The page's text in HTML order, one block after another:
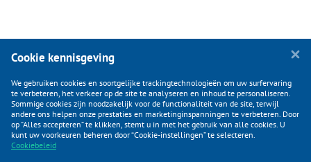
KLANTENSERVICE
CATEGORIEËN
Cookie kennisgeving
We gebruiken cookies en soortgelijke trackingtechnologieën om uw surfervaring
te verbeteren, het verkeer op de site te analyseren en inhoud te personaliseren.
Sommige cookies zijn noodzakelijk voor de functionaliteit van de site, terwijl
andere ons helpen onze prestaties en marketinginspanningen te verbeteren. Door
op “Alles accepteren” te klikken, stemt u in met het gebruik van alle cookies. U
kunt uw voorkeuren beheren door “Cookie-instellingen” te selecteren.
Cookiebeleid